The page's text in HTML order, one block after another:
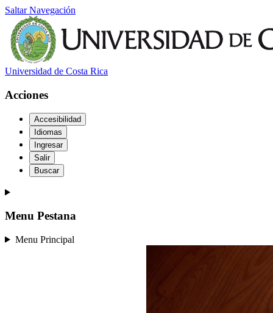
Saltar Navegación
Universidad de Costa Rica
Acciones
Accesibilidad
Idiomas
Ingresar
Salir
Buscar
Menu Pestana
Menu Principal